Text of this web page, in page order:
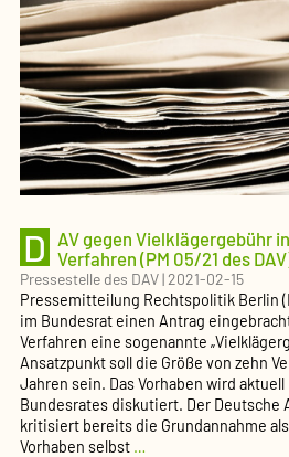
D
AV gegen Vielklä­ger­gebühr
Verfahren (PM 05/21 des
Pressestelle des DAV|2021-02-15
Pressemitteilung Rechtspolitik Berlin
im Bundesrat einen Antrag
Verfahren eine sogenannte
Ansatzpunkt soll die Größe von zehn
Jahren sein. Das Vorhaben wird
Bundesrates diskutiert. Der Deutsche
kritisiert bereits die Grundannahme
Vorhaben selbst …